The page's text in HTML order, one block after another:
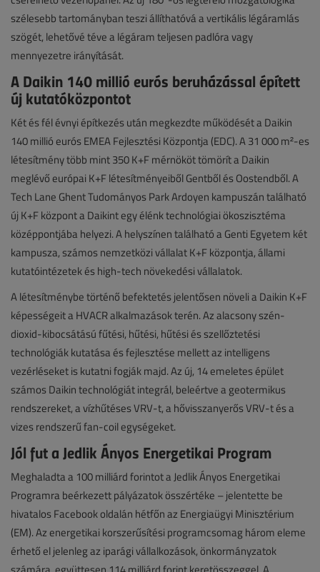
szélesebb tartományban teszi állíthatóvá a vertikális légáramlás
szögét, lehetővé téve a légáram teljesen padlóra vagy
mennyezetre irányítását.
A Daikin 140 millió eurós beruházással épített
új kutatóközpontot
Két és fél évnyi építkezés után megkezdte működését a Daikin
140 millió eurós EMEA Fejlesztési Központja (EDC). A 31 000 m²-es
létesítmény több mint 350 K+F mérnököt tömörít a Daikin
meglévő európai K+F létesítményeiből Gentből és Oostendből. A
Tech Lane Ghent Tudományos Park Ardoyen kampuszán található
új K+F központ a Daikint egy élénk technológiai ökoszisztéma
középpontjába helyezi. A helyszínen található a Genti Egyetem két
kampusza, számos nemzetközi vállalat K+F központja, állami
kutatóintézetek és high-tech növekedési vállalatok.
A létesítménybe történő befektetés jelentősen növeli a Daikin K+F
képességeit a HVACR alkalmazások terén. Az alacsony szén-
dioxid-kibocsátású fűtési, hűtési, hűtési és szellőztetési
technológiák kutatása és fejlesztése mellett az intelligens
vezérléseket is kutatni fogják majd. Az új, 14 emeletes épület
számos Daikin technológiát integrál, beleértve a geotermikus
rendszereket, a vízhűtéses VRV-t, a hővisszanyerős VRV-t és a
vizes rendszerű fan-coil egységeket.
Jól fut a Jedlik Ányos Energetikai Program
Meghaladta a 100 milliárd forintot a Jedlik Ányos Energetikai
Programra beérkezett pályázatok összértéke – jelentette be
hivatalos Facebook oldalán hétfőn az Energiaügyi Minisztérium
(EM). Az energetikai korszerűsítési programcsomag három eleme
érhető el jelenleg az iparági vállalkozások, önkormányzatok